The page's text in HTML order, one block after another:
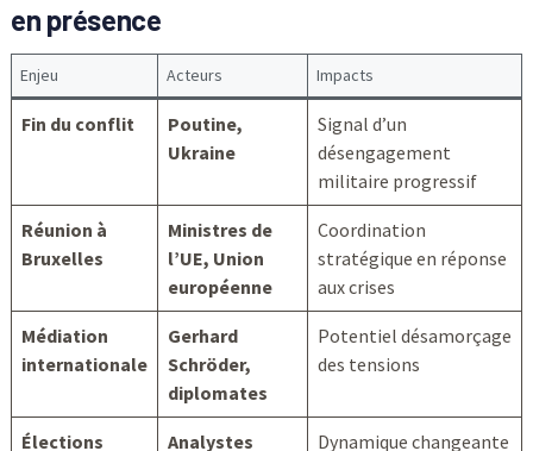
en présence
Enjeu Acteurs Impacts
Fin du conflit
Poutine,
Ukraine
Signal d’un
désengagement
militaire progressif
Réunion à
Bruxelles
Ministres de
l’UE, Union
européenne
Coordination
stratégique en réponse
aux crises
Médiation
internationale
Gerhard
Schröder,
diplomates
Potentiel désamorçage
des tensions
Élections
Analystes
Dynamique changeante